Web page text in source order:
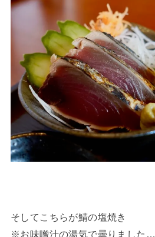
そしてこちらが鯖の塩焼き
※お味噌汁の湯気で曇りました…